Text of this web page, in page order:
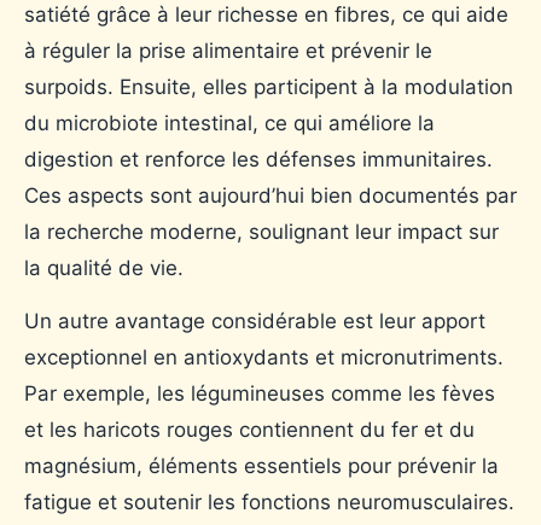
satiété grâce à leur richesse en fibres, ce qui aide
à réguler la prise alimentaire et prévenir le
surpoids. Ensuite, elles participent à la modulation
du microbiote intestinal, ce qui améliore la
digestion et renforce les défenses immunitaires.
Ces aspects sont aujourd’hui bien documentés par
la recherche moderne, soulignant leur impact sur
la qualité de vie.
Un autre avantage considérable est leur apport
exceptionnel en antioxydants et micronutriments.
Par exemple, les légumineuses comme les fèves
et les haricots rouges contiennent du fer et du
magnésium, éléments essentiels pour prévenir la
fatigue et soutenir les fonctions neuromusculaires.